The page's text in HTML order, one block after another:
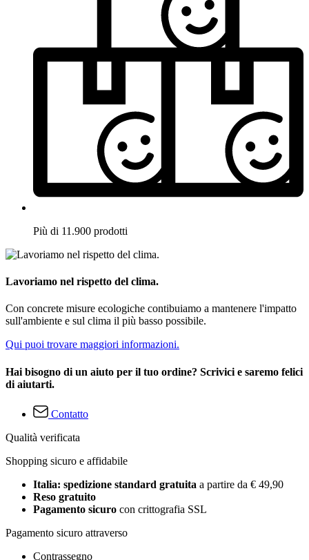
Più di 11.900 prodotti
Lavoriamo nel rispetto del clima.
Con concrete misure ecologiche contibuiamo a mantenere l'impatto
sull'ambiente e sul clima il più basso possibile.
Qui puoi trovare maggiori informazioni.
Hai bisogno di un aiuto per il tuo ordine? Scrivici e saremo felici
di aiutarti.
Contatto
Qualità verificata
Shopping sicuro e affidabile
Italia: spedizione standard gratuita a partire da € 49,90
Reso gratuito
Pagamento sicuro con crittografia SSL
Pagamento sicuro attraverso
Contrassegno